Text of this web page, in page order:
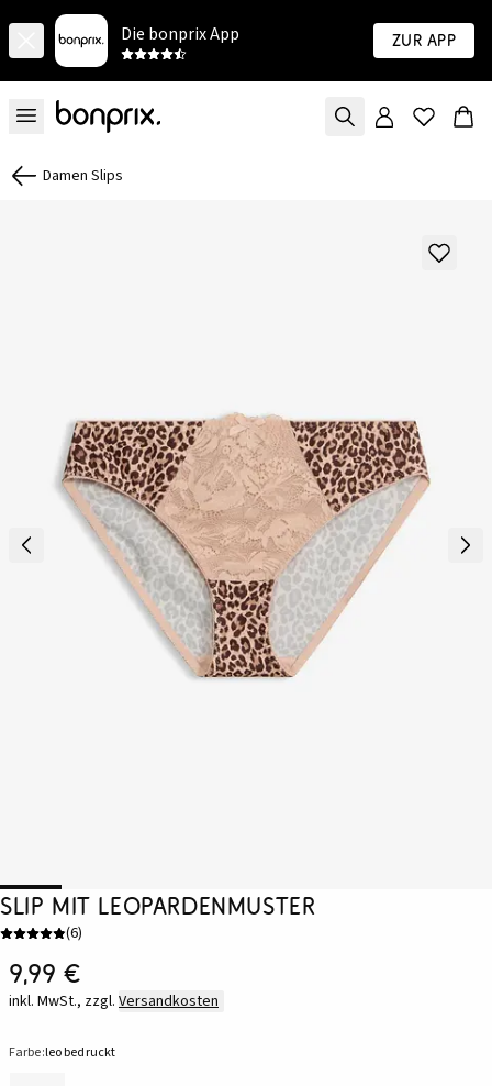
Die bonprix App Zur App
Damen Slips
Slip mit Leopardenmuster
(6)
9,99 €
inkl. MwSt., zzgl. Versandkosten
Farbe:leo bedruckt